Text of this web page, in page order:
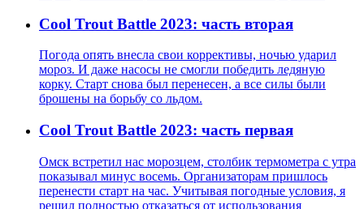
Cool Trout Battle 2023: часть вторая
Погода опять внесла свои коррективы, ночью ударил
мороз. И даже насосы не смогли победить ледяную
корку. Старт снова был перенесен, а все силы были
брошены на борьбу со льдом.
Cool Trout Battle 2023: часть первая
Омск встретил нас морозцем, столбик термометра с утра
показывал минус восемь. Организаторам пришлось
перенести старт на час. Учитывая погодные условия, я
решил полностью отказаться от использования